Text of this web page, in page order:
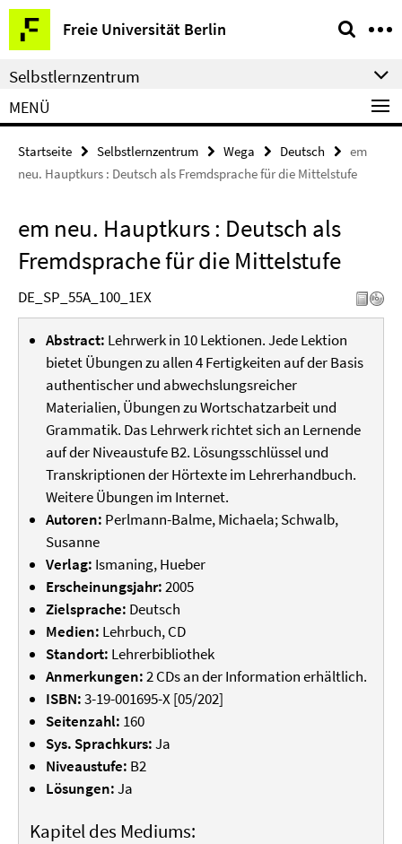
Springe
direkt
zu
Inhalt
Freie Universität Berlin
Service-
Navigation
Selbstlernzentrum
MENÜ
Startseite Selbstlernzentrum Wega Deutsch
em
neu. Hauptkurs : Deutsch als Fremdsprache für die Mittelstufe
em neu. Hauptkurs : Deutsch als
Fremdsprache für die Mittelstufe
DE_SP_55A_100_1EX
Abstract: Lehrwerk in 10 Lektionen. Jede Lektion
bietet Übungen zu allen 4 Fertigkeiten auf der Basis
authentischer und abwechslungsreicher
Materialien, Übungen zu Wortschatzarbeit und
Grammatik. Das Lehrwerk richtet sich an Lernende
auf der Niveaustufe B2. Lösungsschlüssel und
Transkriptionen der Hörtexte im Lehrerhandbuch.
Weitere Übungen im Internet.
Autoren: Perlmann-Balme, Michaela; Schwalb,
Susanne
Verlag: Ismaning, Hueber
Erscheinungsjahr:2005
Zielsprache: Deutsch
Medien: Lehrbuch, CD
Standort: Lehrerbibliothek
Anmerkungen:2 CDs an der Information erhältlich.
ISBN:3-19-001695-X [05/202]
Seitenzahl: 160
Sys. Sprachkurs:Ja
Niveaustufe: B2
Lösungen:Ja
Kapitel des Mediums: